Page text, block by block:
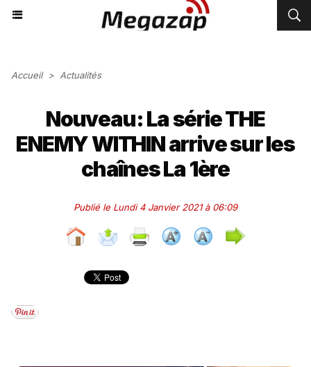
Accueil > Actualités
Nouveau: La série THE
ENEMY WITHIN arrive sur les
chaînes La 1ère
Publié le Lundi 4 Janvier 2021 à 06:09